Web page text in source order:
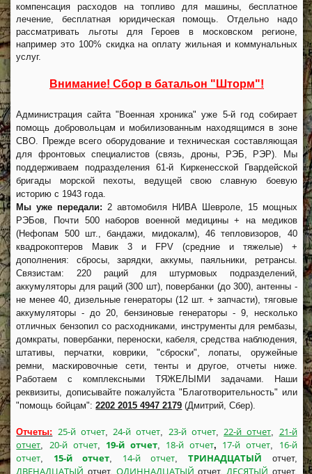
компенсация расходов на топливо для машины, бесплатное
лечение, бесплатная юридическая помощь. Отдельно надо
рассматривать льготы для Героев в московском регионе,
например это 100% скидка на оплату жильная и коммунальных
услуг.
Внимание! Сбор в батальон "Шторм"!
Администрация сайта "Военная хроника" уже 5-й год собирает
помощь добровольцам и мобилизованным находящимся в зоне
СВО. Прежде всего оборудование и техническая составляющая
для фронтовых специалистов (связь, дроны, РЭБ, РЭР). Мы
поддерживаем подразделения 61-й Киркенесской Гвардейской
бригады морской пехоты, ведущей свою славную боевую
историю с 1943 года.
Мы уже передали: 2 автомобиля НИВА Шевроле, 15 мощных
РЭБов, Почти 500 наборов военной медицины + на медиков
(Нефопам 500 шт., бандажи, мидокалм), 46 тепловизоров, 40
квадрокоптеров Мавик 3 и FPV (средние и тяжелые) +
дополнения: сбросы, зарядки, аккумы, паяльники, ретрансы.
Связистам: 220 раций для штурмовых подразделений,
аккумуляторы для раций (300 шт), повербанки (до 300), антенны -
не менее 40, дизельные генераторы (12 шт. + запчасти), тяговые
аккумуляторы - до 20, бензиновые генераторы - 9, несколько
отличных бензопил со расходниками, инструменты для рембазы,
домкраты, повербанки, переноски, кабеля, средства наблюдения,
штативы, перчатки, коврики, "сброски", лопаты, оружейные
ремни, маскировочные сети, тенты и другое, отчеты ниже.
Работаем с комплексными ТЯЖЕЛЫМИ задачами. Наши
реквизиты, дописывайте пожалуйста "Благотворительность" или
"помощь бойцам":2202 2015 4947 2179 (Дмитрий, Сбер).
Отчеты: 25-й отчет,24-й отчет, 23-й отчет,22-й отчет, 21-й
отчет, 20-й отчет, 19-й отчет, 18-й отчет, 17-й отчет, 16-й
отчет, 15-й отчет, 14-й отчет, ТРИНАДЦАТЫЙ отчет,
ДВЕНАДЦАТЫЙ отчет. ОДИННАДЦАТЫЙ отчет,ДЕСЯТЫЙ отчет,